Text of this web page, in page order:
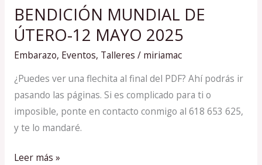
BENDICIÓN MUNDIAL DE
ÚTERO-12 MAYO 2025
Embarazo, Eventos, Talleres / miriamac
¿Puedes ver una flechita al final del PDF? Ahí podrás ir
pasando las páginas. Si es complicado para ti o
imposible, ponte en contacto conmigo al 618 653 625,
y te lo mandaré.
BENDICIÓN
MUNDIAL
DE
ÚTERO-
12
MAYO
2025
Leer más »